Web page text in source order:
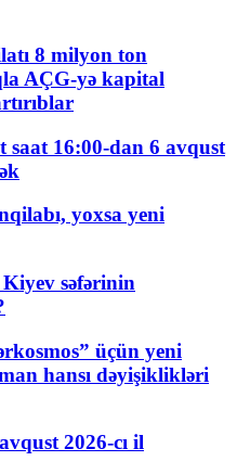
8 milyon ton
AÇG-yə kapital
saat 16:00-dan 6 avqust
yoxsa yeni
səfərinin
üçün yeni
hansı dəyişiklikləri
2026-cı il